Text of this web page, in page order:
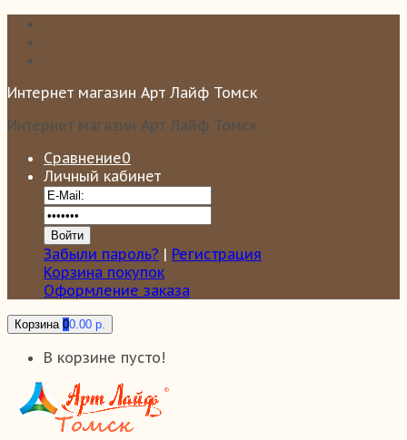
Интернет магазин Арт Лайф Томск
Интернет магазин Арт Лайф Томск
Сравнение0
Личный кабинет
Забыли пароль? | Регистрация
Корзина покупок
Оформление заказа
Корзина 00.00 р.
В корзине пусто!